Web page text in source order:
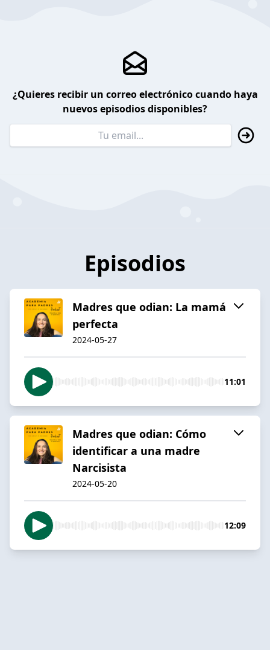
¿Quieres recibir un correo electrónico cuando haya
nuevos episodios disponibles?
Episodios
Madres que odian: La mamá
perfecta
2024-05-27
11:01
Madres que odian: Cómo
identificar a una madre
Narcisista
2024-05-20
12:09